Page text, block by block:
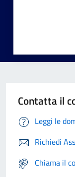
Contatta il
Leggi le
Richiedi
Chiama il